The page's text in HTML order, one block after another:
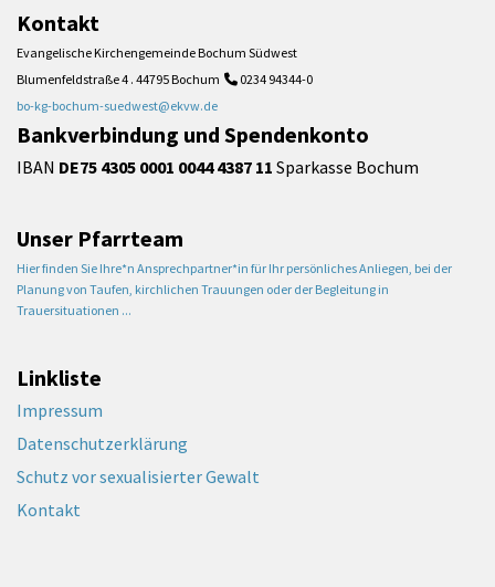
Kontakt
Evangelische Kirchengemeinde Bochum Südwest
Blumenfeldstraße 4 . 44795 Bochum  0234 94344-0
bo-kg-bochum-suedwest@ekvw.de
Bankverbindung und Spendenkonto
IBAN DE75 4305 0001 0044 4387 11 Sparkasse Bochum
Unser Pfarrteam
Hier finden Sie Ihre*n Ansprechpartner*in für Ihr persönliches Anliegen, bei der
Planung von Taufen, kirchlichen Trauungen oder der Begleitung in
Trauersituationen ...
Linkliste
Impressum
Datenschutzerklärung
Schutz vor sexualisierter Gewalt
Kontakt